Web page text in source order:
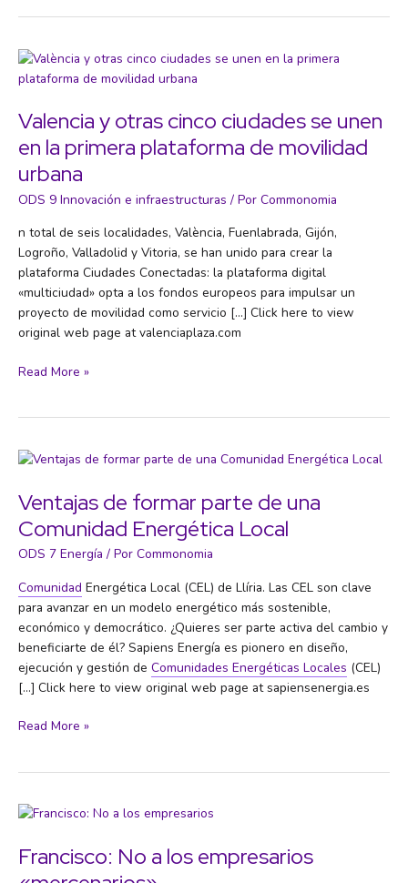
promoción
del
pequeño
comercio
de
proximidad
Valencia y otras cinco ciudades se unen
en la primera plataforma de movilidad
urbana
ODS 9 Innovación e infraestructuras / Por Commonomia
n total de seis localidades, València, Fuenlabrada, Gijón,
Logroño, Valladolid y Vitoria, se han unido para crear la
plataforma Ciudades Conectadas: la plataforma digital
«multiciudad» opta a los fondos europeos para impulsar un
proyecto de movilidad como servicio […] Click here to view
original web page at valenciaplaza.com
Valencia
ciudades
unen
en
la
primera
de
movilidad
urbana
Read More »
Ventajas de formar parte de una
Comunidad Energética Local
ODS 7 Energía / Por Commonomia
Comunidad Energética Local (CEL) de Llíria. Las CEL son clave
para avanzar en un modelo energético más sostenible,
económico y democrático. ¿Quieres ser parte activa del cambio y
beneficiarte de él? Sapiens Energía es pionero en diseño,
ejecución y gestión de Comunidades Energéticas Locales (CEL)
[…] Click here to view original web page at sapiensenergia.es
Ventajas
de
Comunidad
Energética
Read More »
Francisco: No a los empresarios